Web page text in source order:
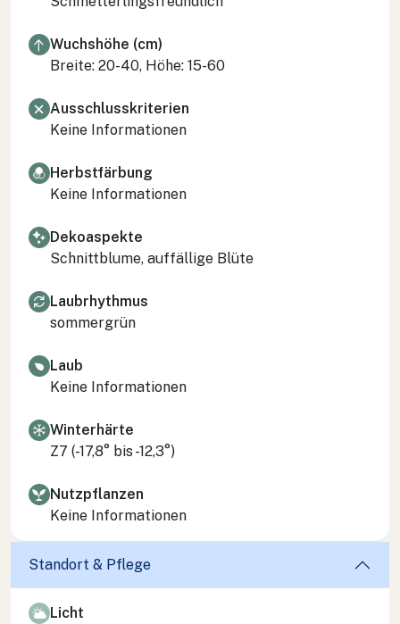
Wuchshöhe (cm)
Breite: 20-40, Höhe: 15-60
Ausschlusskriterien
Keine Informationen
Herbstfärbung
Keine Informationen
Dekoaspekte
Schnittblume, auffällige Blüte
Laubrhythmus
sommergrün
Laub
Keine Informationen
Winterhärte
Z7 (-17,8° bis -12,3°)
Nutzpflanzen
Keine Informationen
Standort & Pflege
Licht